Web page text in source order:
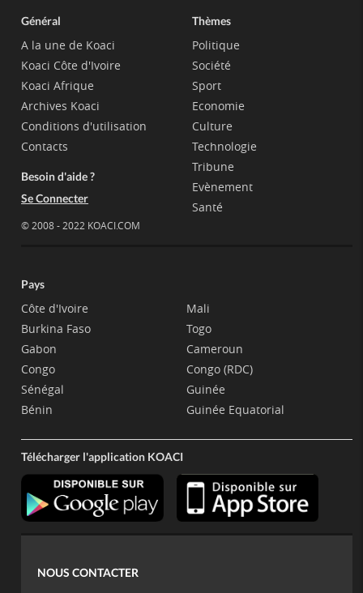
Général
A la une de Koaci
Koaci Côte d'Ivoire
Koaci Afrique
Archives Koaci
Conditions d'utilisation
Contacts
Besoin d'aide ?
Se Connecter
© 2008 - 2022 KOACI.COM
Thèmes
Politique
Société
Sport
Economie
Culture
Technologie
Tribune
Evènement
Santé
Pays
Côte d'Ivoire
Burkina Faso
Gabon
Congo
Sénégal
Bénin
Mali
Togo
Cameroun
Congo (RDC)
Guinée
Guinée Equatorial
Télécharger l'application KOACI
NOUS CONTACTER